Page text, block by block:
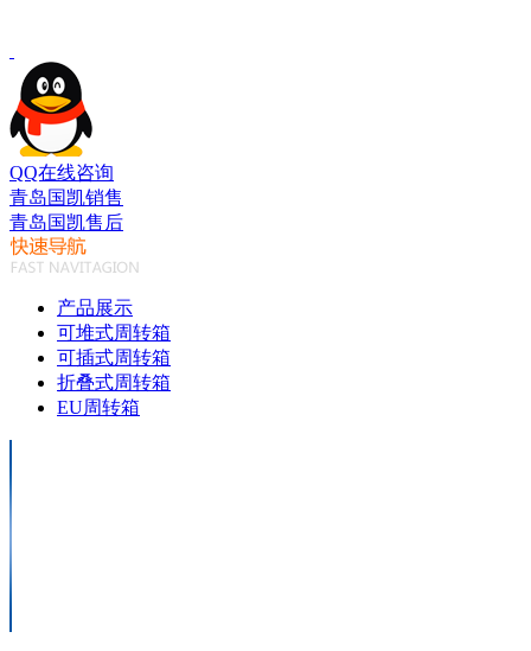
QQ在线咨询
青岛国凯销售
青岛国凯售后
产品展示
可堆式周转箱
可插式周转箱
折叠式周转箱
EU周转箱